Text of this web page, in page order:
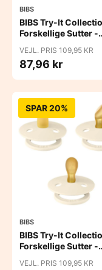
BIBS
BIBS Try-It
Forskellige Sutter -
Blue
VEJL. PRIS 109,95 KR
87,96 kr
SPAR 20%
BIBS
BIBS Try-It
Forskellige Sutter -
VEJL. PRIS 109,95 KR